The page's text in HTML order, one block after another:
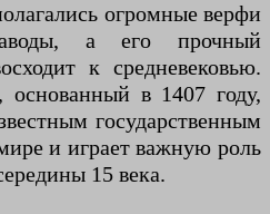
огромные верфи
а его прочный
к средневековью.
основанный в 1407 году,
государственным
и играет важную роль
15 века.